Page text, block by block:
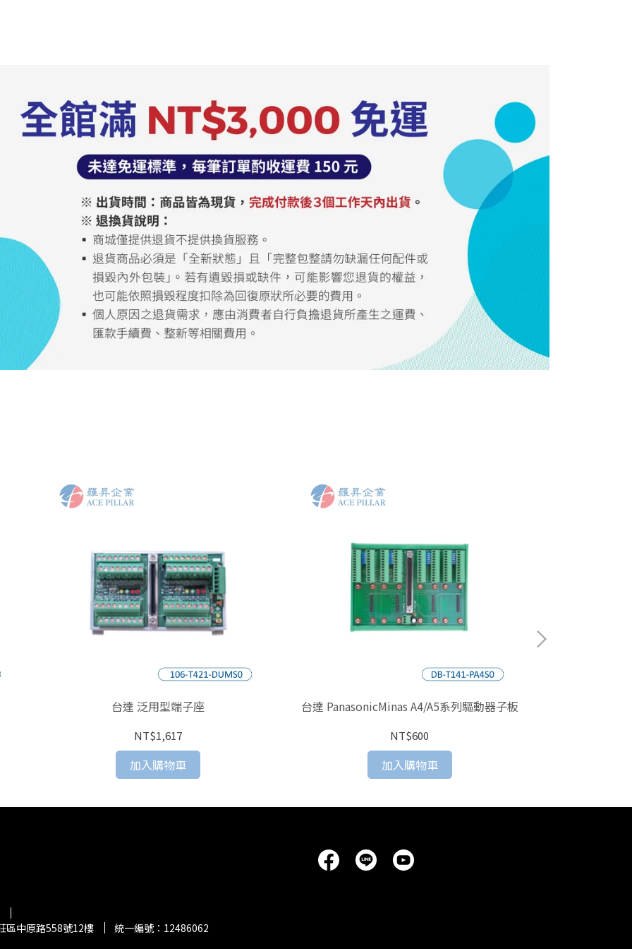
台達 泛用型端子座
NT$1,617
加入購物車
台達 PanasonicMinas A4/A5系列驅動器子板
NT$600
加入購物車
區中原路558號12樓 統一編號：12486062